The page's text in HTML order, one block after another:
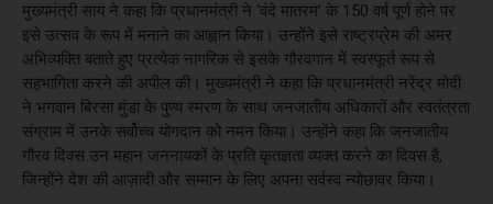
मुख्यमंत्री साय ने कहा कि प्रधानमंत्री ने ‘वंदे मातरम’ के 150 वर्ष पूर्ण होने पर
इसे उत्सव के रूप में मनाने का आह्वान किया। उन्होंने इसे राष्ट्रप्रेम की अमर
अभिव्यक्ति बताते हुए प्रत्येक नागरिक से इसके गौरवगान में स्वस्फूर्त रूप से
सहभागिता करने की अपील की। मुख्यमंत्री ने कहा कि प्रधानमंत्री नरेंद्र मोदी
ने भगवान बिरसा मुंडा के पुण्य स्मरण के साथ जनजातीय अधिकारों और स्वतंत्रता
संग्राम में उनके सर्वोच्च योगदान को नमन किया। उन्होंने कहा कि जनजातीय
गौरव दिवस उन महान जननायकों के प्रति कृतज्ञता व्यक्त करने का दिवस है,
जिन्होंने देश की आज़ादी और सम्मान के लिए अपना सर्वस्व न्योछावर किया।